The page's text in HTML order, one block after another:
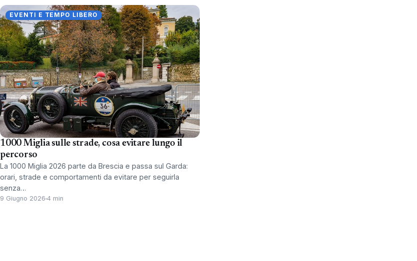
EVENTI E TEMPO LIBERO
1000 Miglia sulle strade, cosa evitare lungo il
percorso
La 1000 Miglia 2026 parte da Brescia e passa sul Garda:
orari, strade e comportamenti da evitare per seguirla
senza…
9 Giugno 2026 4 min